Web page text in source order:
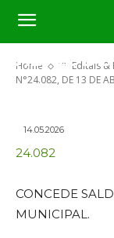
Home ** Editais &
N°24.082, DE 13 DE
ABRIL DE
14.05.2026
24.082
CONCEDE
MUNICIPAL.